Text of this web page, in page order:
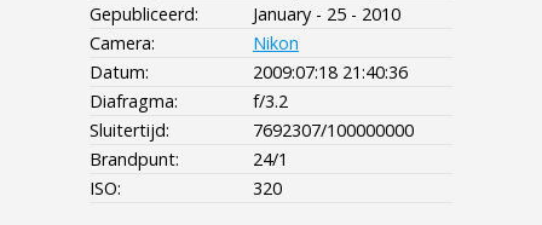
Gepubliceerd:
January - 25 - 2010
Camera:
Nikon
Datum:
2009:07:18 21:40:36
Diafragma:
f/3.2
Sluitertijd:
7692307/100000000
Brandpunt:
24/1
ISO:
320